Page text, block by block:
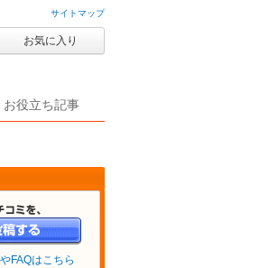
サイトマップ
お気に入り
お役立ち記事
FAQはこちら